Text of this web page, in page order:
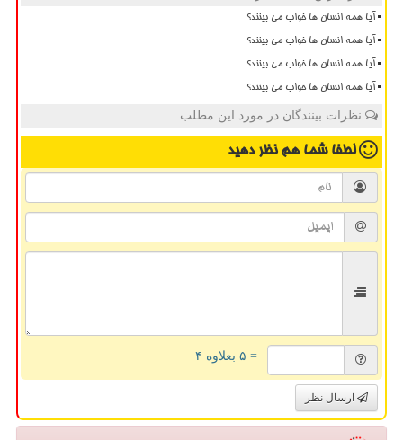
آیا همه انسان ها خواب می بینند؟
آیا همه انسان ها خواب می بینند؟
آیا همه انسان ها خواب می بینند؟
آیا همه انسان ها خواب می بینند؟
نظرات بینندگان در مورد این مطلب
لطفا شما همنظر دهید
= ۵ بعلاوه ۴
ارسال نظر